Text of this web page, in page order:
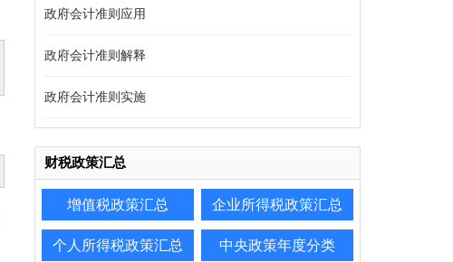
政府会计准则应用
政府会计准则解释
政府会计准则实施
财税政策汇总
增值税政策汇总 企业所得税政策汇总
个人所得税政策汇总 中央政策年度分类